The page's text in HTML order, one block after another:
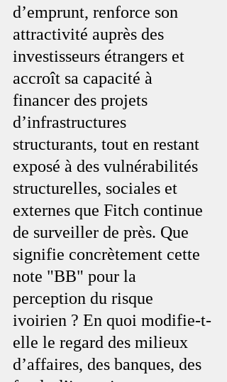
d’emprunt, renforce son
attractivité auprès des
investisseurs étrangers et
accroît sa capacité à
financer des projets
d’infrastructures
structurants, tout en restant
exposé à des vulnérabilités
structurelles, sociales et
externes que Fitch continue
de surveiller de près. Que
signifie concrètement cette
note "BB" pour la
perception du risque
ivoirien ? En quoi modifie-t-
elle le regard des milieux
d’affaires, des banques, des